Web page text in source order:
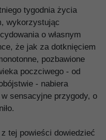
tygodnia życia
wykorzystując
o własnym
że jak za dotknięciem
pozbawione
poczciwego - od
- nabiera
sensacyjne przygody, o
tej powieści dowiedzieć